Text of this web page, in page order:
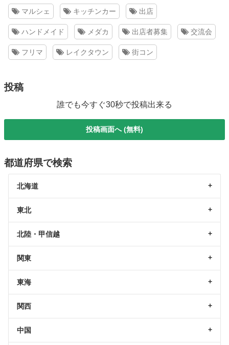
マルシェ キッチンカー 出店
ハンドメイド メダカ 出店者募集 交流会
フリマ レイクタウン 街コン
投稿
誰でも今すぐ30秒で投稿出来る
投稿画面へ (無料)
都道府県で検索
北海道
東北
北陸・甲信越
関東
東海
関西
中国